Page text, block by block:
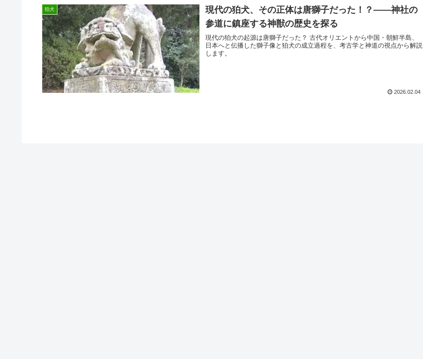
狛犬
現代の狛犬、その正体は唐獅子だった！？――神社の
参道に鎮座する神獣の歴史を探る
現代の狛犬の起源は唐獅子だった？ 古代オリエントから中国・朝鮮半島、
日本へと伝播した獅子像と狛犬の成立過程を、考古学と神道の視点から解説
します。
2026.02.04